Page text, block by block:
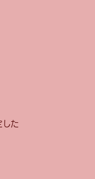
した